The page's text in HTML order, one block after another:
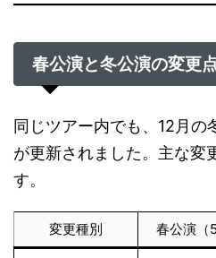
春公演と冬公演の変更
同じツアー内でも、12月の
が更新されました。主な変
す。
変更種別 春公演（5